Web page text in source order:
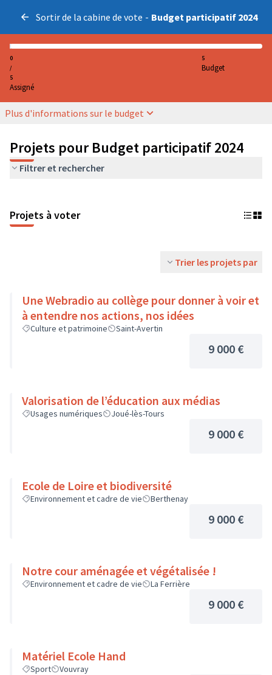
Sortir de la cabine de vote - Budget participatif 2024
0
/
5
Assigné
5
Budget
Plus d'informations sur le budget
Projets pour Budget participatif 2024
Filtrer et rechercher
Projets à voter
Trier les projets par
Une Webradio au collège pour donner à voir et
à entendre nos actions, nos idées
Culture et patrimoine Saint-Avertin
9 000 €
Valorisation de l’éducation aux médias
Usages numériques Joué-lès-Tours
9 000 €
Ecole de Loire et biodiversité
Environnement et cadre de vie Berthenay
9 000 €
Notre cour aménagée et végétalisée !
Environnement et cadre de vie La Ferrière
9 000 €
Matériel Ecole Hand
Sport Vouvray